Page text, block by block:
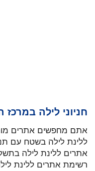
חניוני לילה במרכז
אתם מחפשים אתרים
ללינת לילה בשטח עם
אתרים ללינת לילה
רשימת אתרים ללינת